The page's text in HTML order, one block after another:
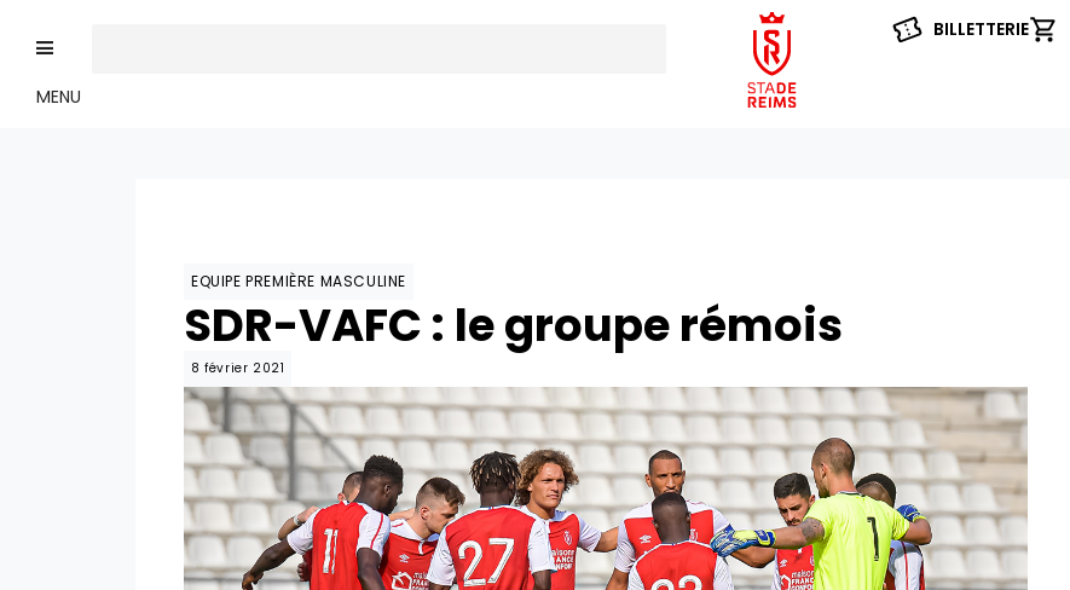
MENU
BILLETTERIE
EQUIPE PREMIÈRE MASCULINE
SDR-VAFC : le groupe rémois
8 février 2021